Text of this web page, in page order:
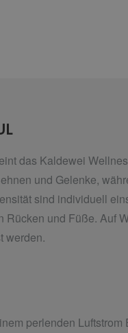
das Kaldewei
und Gelenke,
sind individuell
Rücken und Füße. Auf
werden.
perlenden